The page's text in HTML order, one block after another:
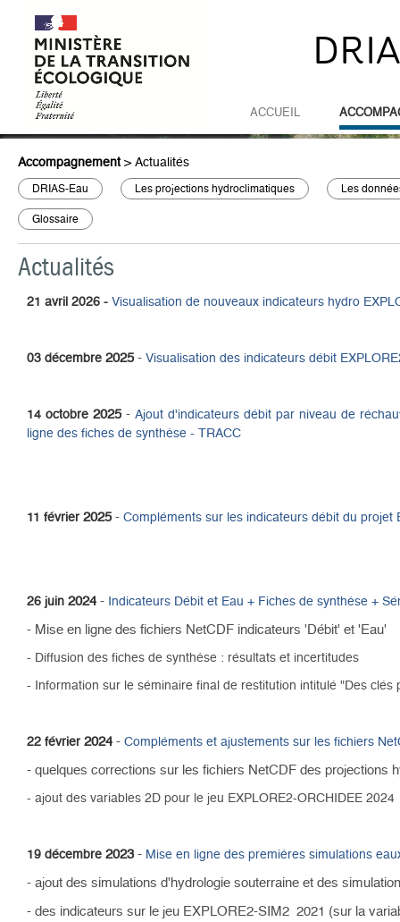
ACCUEIL
Accompagnement> Actualités
DRIAS-Eau Les projections hydroclimatiques Les
Glossaire
Actualités
21 avril 2026 - Visualisation de nouveaux indicateurs hydro
03 décembre 2025 - Visualisation des indicateurs débit
14 octobre2025 -Ajout d'indicateurs débit par niveau de
ligne des fiches de synthèse - TRACC
11 février 2025 - Compléments sur les indicateurs débit du projet
26 juin 2024 - Indicateurs Débit et Eau + Fiches de synthèse +
- Mise en ligne des fichiers NetCDF indicateurs 'Débit' et 'Eau'
- Diffusion des fiches de synthèse : résultats et incertitudes
- Information sur le séminaire final de restitution intitulé "Des
22 février 2024 - Compléments et ajustements sur les fichiers
- quelques corrections sur les fichiers NetCDF des projections
- ajout des variables 2D pour le jeu EXPLORE2-ORCHIDEE 2024
19 décembre 2023 - Mise en ligne des premières simulations
- ajout des simulations d'hydrologie souterraine et des
- des indicateurs sur le jeu EXPLORE2-SIM2 2021 (sur la